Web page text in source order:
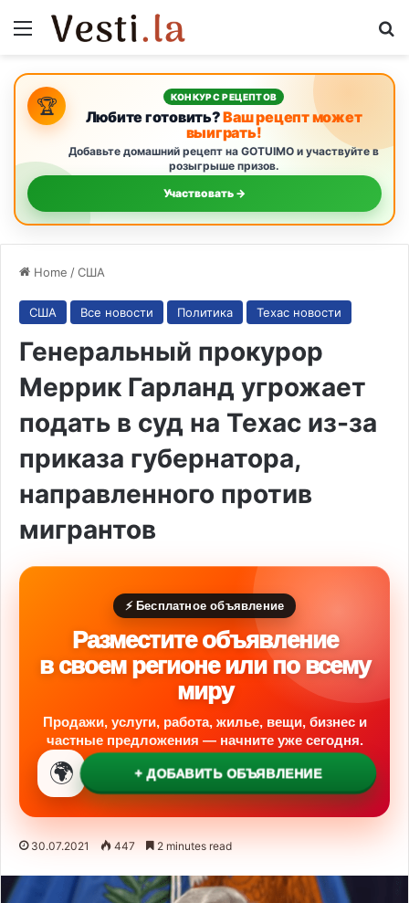
Menu
🏆 КОНКУРС РЕЦЕПТОВ
Любите готовить?Ваш рецепт может
выиграть!
Добавьте домашний рецепт на GOTUIMO и участвуйте в
розыгрыше призов.
Участвовать →
Home /США
США Все новости Политика Техас новости
Генеральный прокурор
Меррик Гарланд угрожает
подать в суд на Техас из-за
приказа губернатора,
направленного против
мигрантов
⚡ Бесплатное объявление
Разместите объявление
в своем регионе или по всему
миру
Продажи, услуги, работа, жилье, вещи, бизнес и
частные предложения — начните уже сегодня.
🌍 + ДОБАВИТЬ ОБЪЯВЛЕНИЕ
30.07.2021 447 2 minutes read